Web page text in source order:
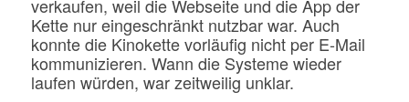
verkaufen, weil die Webseite und die App der
Kette nur eingeschränkt nutzbar war. Auch
konnte die Kinokette vorläufig nicht per E-Mail
kommunizieren. Wann die Systeme wieder
laufen würden, war zeitweilig unklar.